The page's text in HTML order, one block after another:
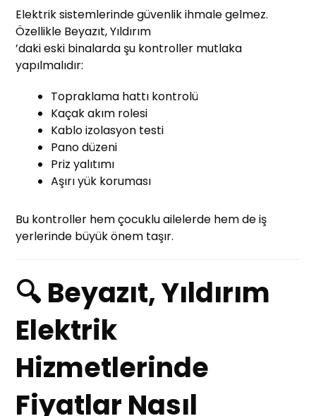
Elektrik sistemlerinde güvenlik ihmale gelmez.
Özellikle Beyazıt, Yıldırım
’daki eski binalarda şu kontroller mutlaka
yapılmalıdır:
Topraklama hattı kontrolü
Kaçak akım rolesi
Kablo izolasyon testi
Pano düzeni
Priz yalıtımı
Aşırı yük koruması
Bu kontroller hem çocuklu ailelerde hem de iş
yerlerinde büyük önem taşır.
🔍 Beyazıt, Yıldırım
Elektrik
Hizmetlerinde
Fiyatlar Nasıl